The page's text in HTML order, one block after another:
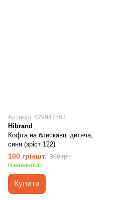
Артикул: 629947563
Hibrand
Кофта на блискавці дитяча,
синя (зріст 122)
100 грн/шт. 300 грн
В наявності
Купити